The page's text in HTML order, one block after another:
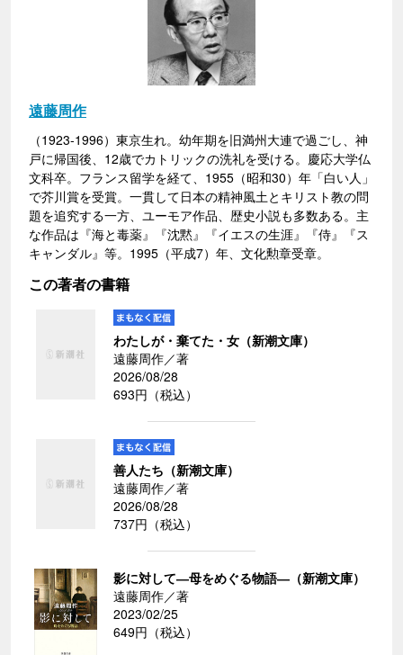
遠藤周作
（1923-1996）東京生れ。幼年期を旧満州大連で過ごし、神
戸に帰国後、12歳でカトリックの洗礼を受ける。慶応大学仏
文科卒。フランス留学を経て、1955（昭和30）年「白い人」
で芥川賞を受賞。一貫して日本の精神風土とキリスト教の問
題を追究する一方、ユーモア作品、歴史小説も多数ある。主
な作品は『海と毒薬』『沈黙』『イエスの生涯』『侍』『ス
キャンダル』等。1995（平成7）年、文化勲章受章。
この著者の書籍
わたしが・棄てた・女（新潮文庫）
遠藤周作／著
2026/08/28
693円（税込）
善人たち（新潮文庫）
遠藤周作／著
2026/08/28
737円（税込）
影に対して―母をめぐる物語―（新潮文庫）
遠藤周作／著
2023/02/25
649円（税込）